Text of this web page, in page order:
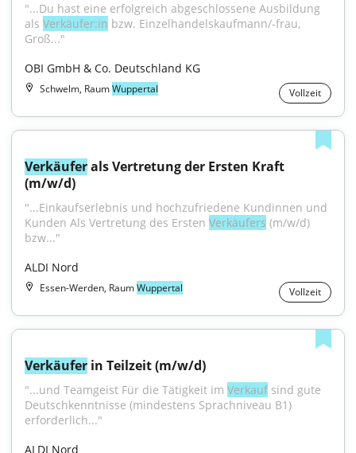
"...Du hast eine erfolgreich abgeschlossene Ausbildung
als Verkäufer:in bzw. Einzelhandelskaufmann/-frau,
Groß..."
OBI GmbH & Co. Deutschland KG
Schwelm, RaumWuppertal Vollzeit
Verkäufer als Vertretung der Ersten Kraft
(m/w/d)
"...Einkaufserlebnis und hochzufriedene Kundinnen und
Kunden Als Vertretung des Ersten Verkäufers (m/w/d)
bzw..."
ALDI Nord
Essen-Werden, RaumWuppertal Vollzeit
Verkäufer in Teilzeit (m/w/d)
"...und Teamgeist Für die Tätigkeit im Verkauf sind gute
Deutschkenntnisse (mindestens Sprachniveau B1)
erforderlich..."
ALDI Nord